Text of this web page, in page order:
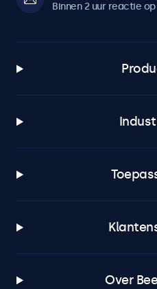
Binnen 2 uur reactie
Over